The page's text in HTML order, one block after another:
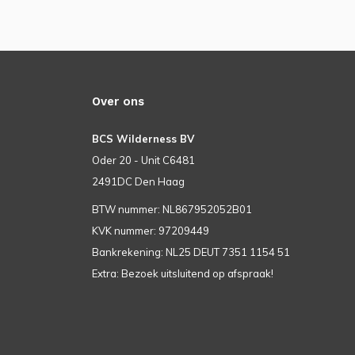
Over ons
BCS Wilderness BV
Oder 20 - Unit C6481
2491DC Den Haag
BTW nummer: NL867952052B01
KVK nummer: 97209449
Bankrekening: NL25 DEUT 7351 1154 51
Extra: Bezoek uitsluitend op afspraak!